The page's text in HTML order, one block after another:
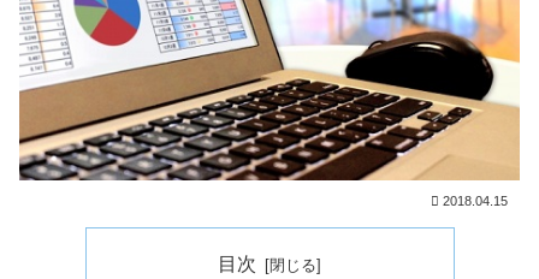
2018.04.15
目次